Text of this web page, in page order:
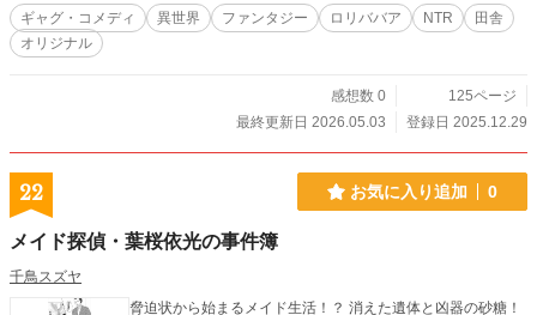
ギャグ・コメディ 異世界 ファンタジー ロリババア NTR
田舎
オリジナル
感想数 0
125ページ
最終更新日 2026.05.03
登録日 2025.12.29
22 お気に入り追加 0
メイド探偵・葉桜依光の事件簿
千鳥スズヤ
脅迫状から始まるメイド生活！？ 消えた遺体と凶器の砂糖！